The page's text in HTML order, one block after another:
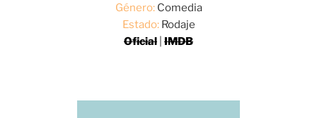
Género:Comedia
Estado:Rodaje
Oficial IMDB